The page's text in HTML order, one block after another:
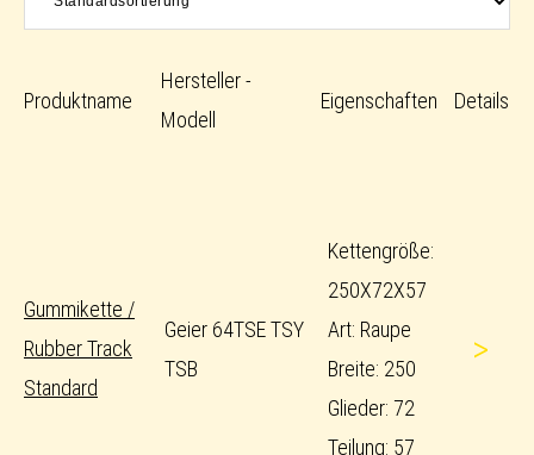
Produktname
Hersteller -
Modell
Eigenschaften Details
Gummikette /
Rubber Track
Standard
Geier 64TSE TSY
TSB
Kettengröße:
250X72X57
Art: Raupe
Breite: 250
Glieder: 72
Teilung: 57
>